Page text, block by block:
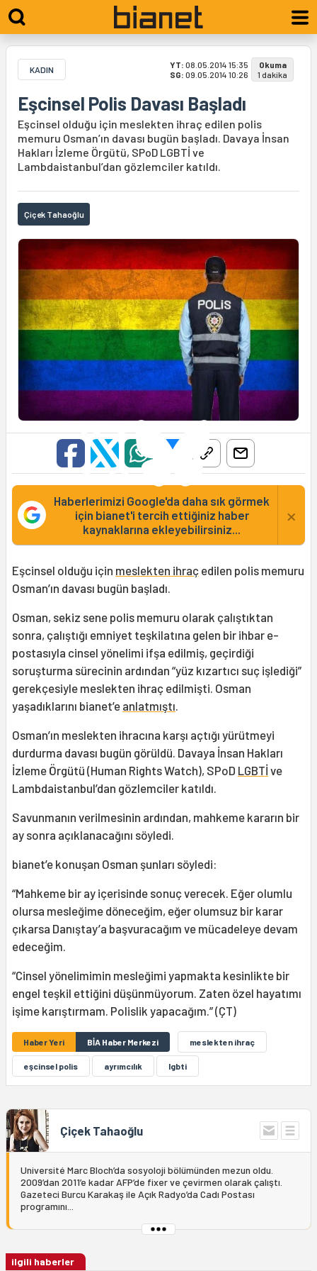
KADIN YT: 08.05.2014 15:35
SG: 09.05.2014 10:26
Okuma
1 dakika
Eşcinsel Polis Davası Başladı
Eşcinsel olduğu için meslekten ihraç edilen polis
memuru Osman’ın davası bugün başladı. Davaya İnsan
Hakları İzleme Örgütü, SPoD LGBTİ ve
Lambdaistanbul’dan gözlemciler katıldı.
Çiçek Tahaoğlu
Haberlerimizi Google'da daha sık görmek
için bianet'i tercih ettiğiniz haber
kaynaklarına ekleyebilirsiniz...
×
Eşcinsel olduğu için meslekten ihraç edilen polis memuru
Osman’ın davası bugün başladı.
Osman, sekiz sene polis memuru olarak çalıştıktan
sonra, çalıştığı emniyet teşkilatına gelen bir ihbar e-
postasıyla cinsel yönelimi ifşa edilmiş, geçirdiği
soruşturma sürecinin ardından “yüz kızartıcı suç işlediği”
gerekçesiyle meslekten ihraç edilmişti. Osman
yaşadıklarını bianet’e anlatmıştı.
Osman’ın meslekten ihracına karşı açtığı yürütmeyi
durdurma davası bugün görüldü. Davaya İnsan Hakları
İzleme Örgütü (Human Rights Watch), SPoD LGBTİ ve
Lambdaistanbul’dan gözlemciler katıldı.
Savunmanın verilmesinin ardından, mahkeme kararın bir
ay sonra açıklanacağını söyledi.
bianet’e konuşan Osman şunları söyledi:
“Mahkeme bir ay içerisinde sonuç verecek. Eğer olumlu
olursa mesleğime döneceğim, eğer olumsuz bir karar
çıkarsa Danıştay’a başvuracağım ve mücadeleye devam
edeceğim.
“Cinsel yönelimimin mesleğimi yapmakta kesinlikte bir
engel teşkil ettiğini düşünmüyorum. Zaten özel hayatımı
işime karıştırmam. Polislik yapacağım.” (ÇT)
Haber Yeri BİA Haber Merkezi meslekten ihraç
eşcinsel polis ayrımcılık lgbti
Çiçek Tahaoğlu
Université Marc Bloch’da sosyoloji bölümünden mezun oldu.
2009’dan 2011’e kadar AFP’de fixer ve çevirmen olarak çalıştı.
Gazeteci Burcu Karakaş ile Açık Radyo’da Cadı Postası
programını...
ilgili haberler